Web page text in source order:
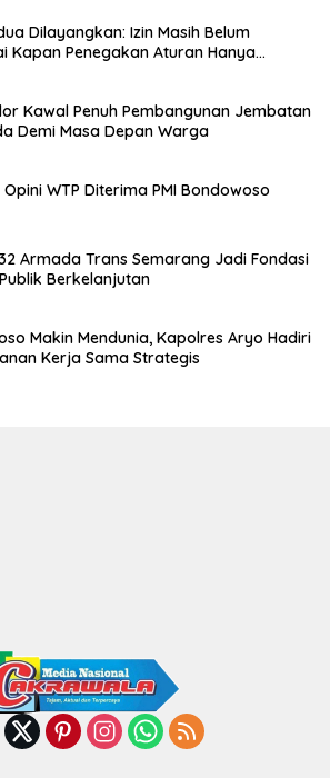
Dilayangkan: Izin Masih Belum
Kapan Penegakan Aturan Hanya
Kawal Penuh Pembangunan Jembatan
Demi Masa Depan Warga
WTP Diterima PMI Bondowoso
Armada Trans Semarang Jadi Fondasi
Berkelanjutan
Makin Mendunia, Kapolres Aryo Hadiri
Kerja Sama Strategis